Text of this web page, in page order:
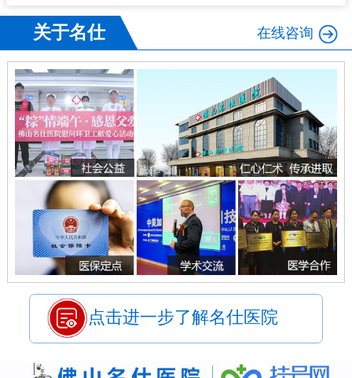
熊先生 前列腺炎 预约成功
李江涛主任
戴先生 痿 预约成功
李先生
体检 预约成功
林先生 痿 预约成功
李江涛主任
张先生 前列腺炎 预约成功
李先生 尿道炎 预约成功 李江涛主任
关于名仕 在线咨询
点击进一步了解名仕医院